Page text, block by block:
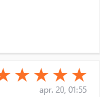
(*)
★ (*)
★ (*)
★ (*)
★
apr. 20, 01:55